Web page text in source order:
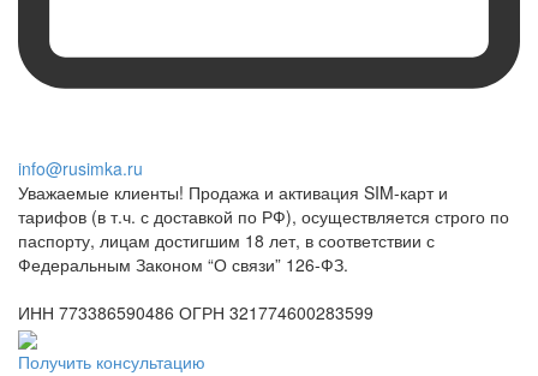
info@rusimka.ru
Уважаемые клиенты! Продажа и активация SIM-карт и
тарифов (в т.ч. с доставкой по РФ), осуществляется строго по
паспорту, лицам достигшим 18 лет, в соответствии с
Федеральным Законом “О связи” 126-ФЗ.
ИНН 773386590486 ОГРН 321774600283599
Получить консультацию